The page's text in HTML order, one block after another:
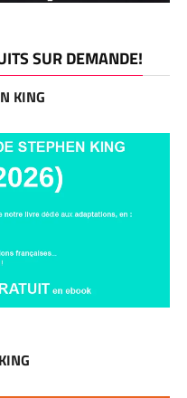
SUR DEMANDE!
KING